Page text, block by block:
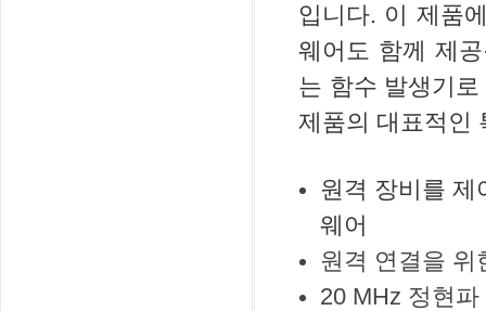
입니다. 이 제품
웨어도 함께 제
는 함수 발생기
제품의 대표적인
원격 장비를 제
웨어
원격 연결을
20 MHz 정현